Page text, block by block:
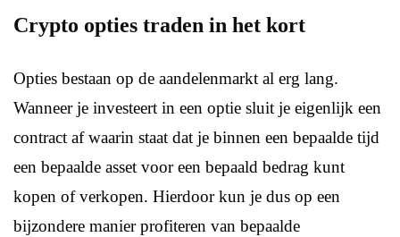
Crypto opties traden in het kort
Opties bestaan op de aandelenmarkt al erg lang.
Wanneer je investeert in een optie sluit je eigenlijk een
contract af waarin staat dat je binnen een bepaalde tijd
een bepaalde asset voor een bepaald bedrag kunt
kopen of verkopen. Hierdoor kun je dus op een
bijzondere manier profiteren van bepaalde